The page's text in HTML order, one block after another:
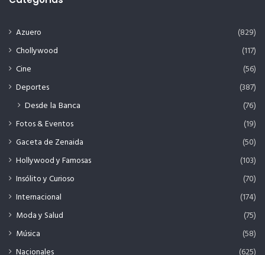
Azuero
(829)
Chollywood
(117)
Cine
(56)
Deportes
(387)
Desde la Banca (76)
Fotos & Eventos
(19)
Gaceta de Zenaida
(50)
Hollywood y Famosas
(103)
Insólito y Curioso
(70)
Internacional
(174)
Moda y Salud
(75)
Música
(58)
Nacionales
(625)